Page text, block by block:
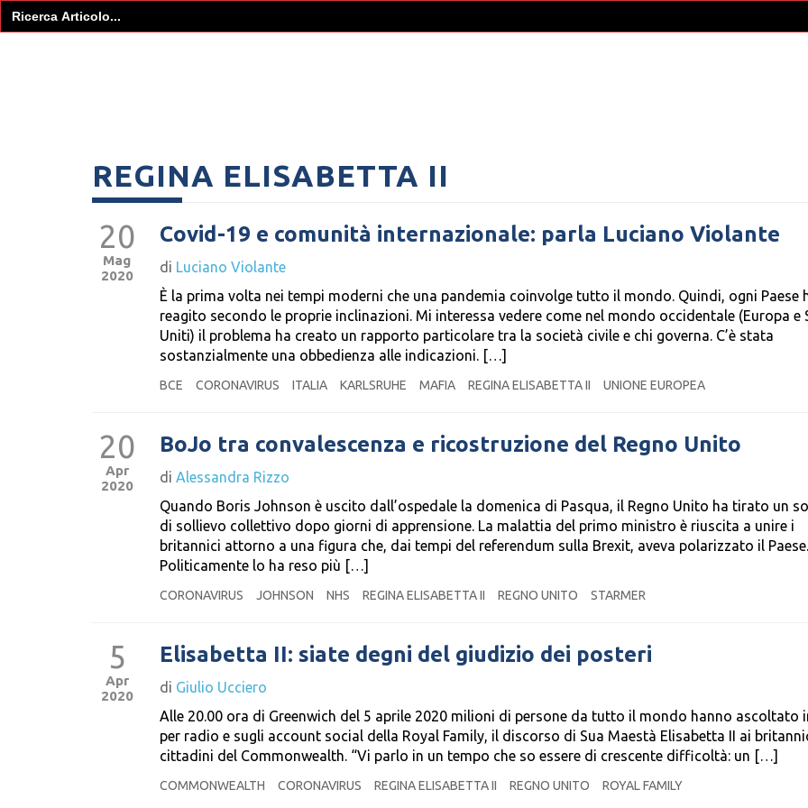
Search
for:
REGINA ELISABETTA II
20
Mag
2020
Covid-19 e comunità internazionale: parla Luciano Violante
di Luciano Violante
È la prima volta nei tempi moderni che una pandemia coinvolge tutto il mondo. Quindi, ogni Paese
reagito secondo le proprie inclinazioni. Mi interessa vedere come nel mondo occidentale (Europa e
Uniti) il problema ha creato un rapporto particolare tra la società civile e chi governa. C’è stata
sostanzialmente una obbedienza alle indicazioni. […]
BCE CORONAVIRUS ITALIA KARLSRUHE MAFIA REGINA ELISABETTA II UNIONE EUROPEA
20
Apr
2020
BoJo tra convalescenza e ricostruzione del Regno Unito
di Alessandra Rizzo
Quando Boris Johnson è uscito dall’ospedale la domenica di Pasqua, il Regno Unito ha tirato un
di sollievo collettivo dopo giorni di apprensione. La malattia del primo ministro è riuscita a unire i
britannici attorno a una figura che, dai tempi del referendum sulla Brexit, aveva polarizzato il Paese.
Politicamente lo ha reso più […]
CORONAVIRUS JOHNSON NHS REGINA ELISABETTA II REGNO UNITO STARMER
5
Apr
2020
Elisabetta II: siate degni del giudizio dei posteri
di Giulio Ucciero
Alle 20.00 ora di Greenwich del 5 aprile 2020 milioni di persone da tutto il mondo hanno ascoltato
per radio e sugli account social della Royal Family, il discorso di Sua Maestà Elisabetta II ai
cittadini del Commonwealth. “Vi parlo in un tempo che so essere di crescente difficoltà: un […]
COMMONWEALTH CORONAVIRUS REGINA ELISABETTA II REGNO UNITO ROYAL FAMILY